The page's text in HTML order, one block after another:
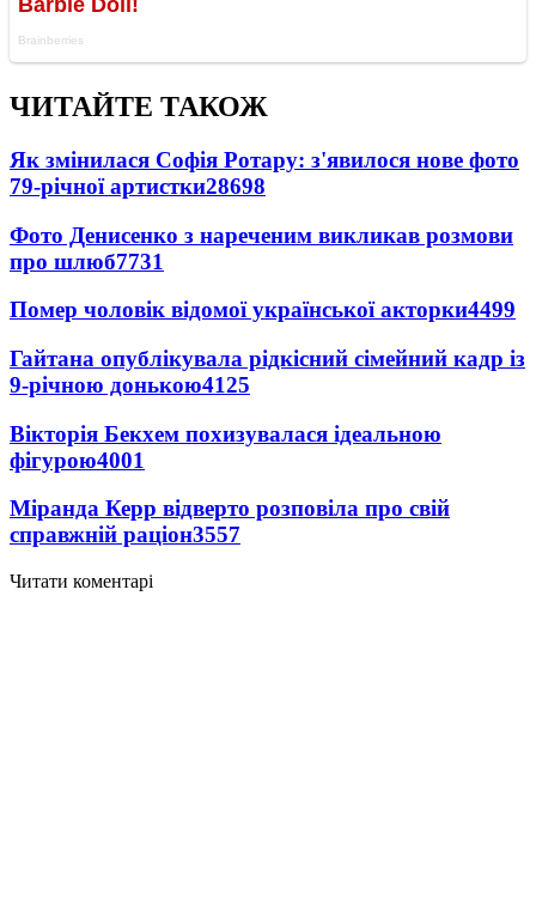
ЧИТАЙТЕ ТАКОЖ
Як змінилася Софія Ротару: з'явилося нове фото
79-річної артистки28698
Фото Денисенко з нареченим викликав розмови
про шлюб7731
Помер чоловік відомої української акторки4499
Гайтана опублікувала рідкісний сімейний кадр із
9-річною донькою4125
Вікторія Бекхем похизувалася ідеальною
фігурою4001
Міранда Керр відверто розповіла про свій
справжній раціон3557
Читати коментарі